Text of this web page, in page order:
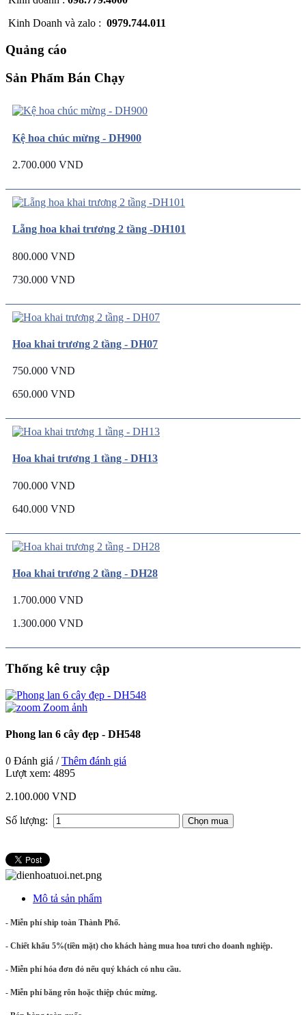
Kinh Doanh và zalo : 0979.744.011
Quảng cáo
Sản Phẩm Bán Chạy
Kệ hoa chúc mừng - DH900
2.700.000 VND
Lẵng hoa khai trương 2 tầng -DH101
800.000 VND
730.000 VND
Hoa khai trương 2 tầng - DH07
750.000 VND
650.000 VND
Hoa khai trương 1 tầng - DH13
700.000 VND
640.000 VND
Hoa khai trương 2 tầng - DH28
1.700.000 VND
1.300.000 VND
Thống kê truy cập
Zoom ảnh
Phong lan 6 cây đẹp - DH548
0 Đánh giá /Thêm đánh giá
Lượt xem: 4895
2.100.000 VND
Số lượng:
Mô tả sản phẩm
- Miễn phí ship toàn Thành Phố.
- Chiết khấu 5%(tiền mặt) cho khách hàng mua hoa tươi cho doanh nghiệp.
- Miễn phí hóa đơn đỏ nếu quý khách có nhu cầu.
- Miễn phí băng rôn hoặc thiệp chúc mừng.